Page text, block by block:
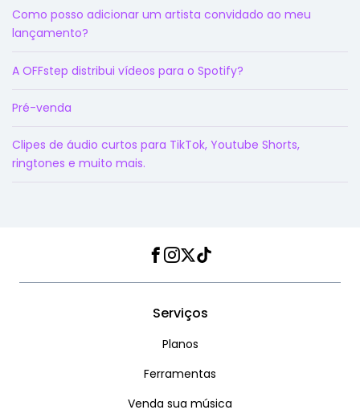
Como posso adicionar um artista convidado ao meu
lançamento?
A OFFstep distribui vídeos para o Spotify?
Pré-venda
Clipes de áudio curtos para TikTok, Youtube Shorts,
ringtones e muito mais.
Facebook
Instagram
Twitter
TikTok
Serviços
Planos
Ferramentas
Venda sua música